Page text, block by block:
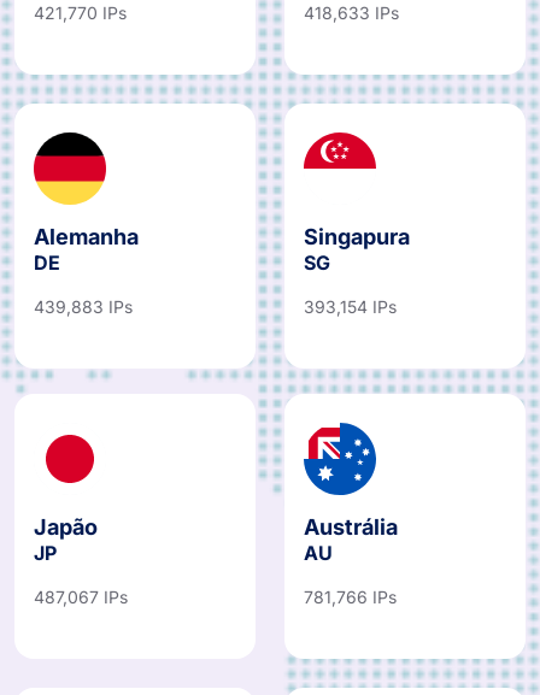
421,770 IPs 418,633 IPs
Alemanha
DE
439,883 IPs
Singapura
SG
393,154 IPs
Japão
JP
487,067 IPs
Austrália
AU
781,766 IPs